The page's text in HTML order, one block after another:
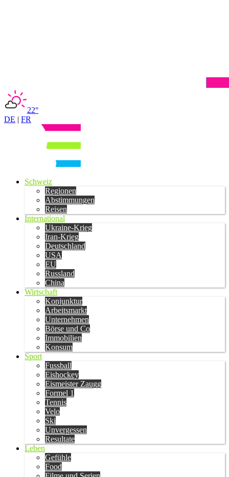
22°
DE | FR
Schweiz
Regionen
Abstimmungen
Reisen
International
Ukraine-Krieg
Iran-Krieg
Deutschland
USA
EU
Russland
China
Wirtschaft
Konjunktur
Arbeitsmarkt
Unternehmen
Börse und Co
Immobilien
Konsum
Sport
Fussball
Eishockey
Eismeister Zaugg
Formel 1
Tennis
Velo
Ski
Unvergessen
Resultate
Leben
Gefühle
Food